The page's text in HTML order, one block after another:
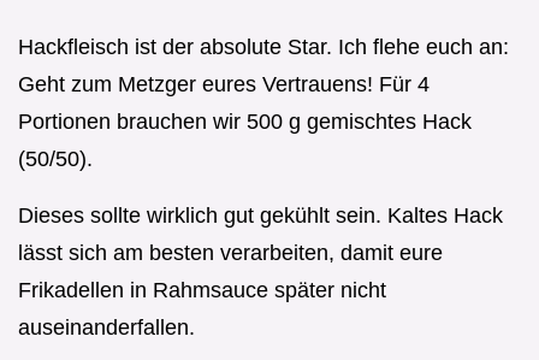
Hackfleisch ist der absolute Star. Ich flehe euch an:
Geht zum Metzger eures Vertrauens! Für 4
Portionen brauchen wir 500 g gemischtes Hack
(50/50).
Dieses sollte wirklich gut gekühlt sein. Kaltes Hack
lässt sich am besten verarbeiten, damit eure
Frikadellen in Rahmsauce später nicht
auseinanderfallen.